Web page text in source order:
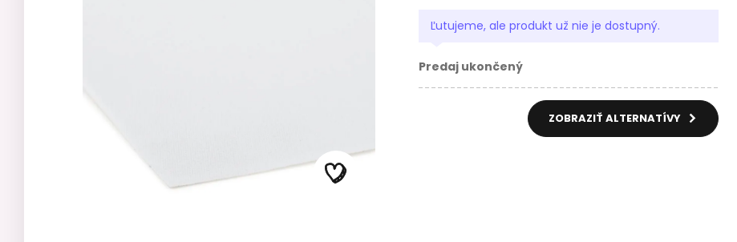
Ľutujeme, ale produkt už nie je dostupný.
Predaj ukončený
ZOBRAZIŤ ALTERNATÍVY